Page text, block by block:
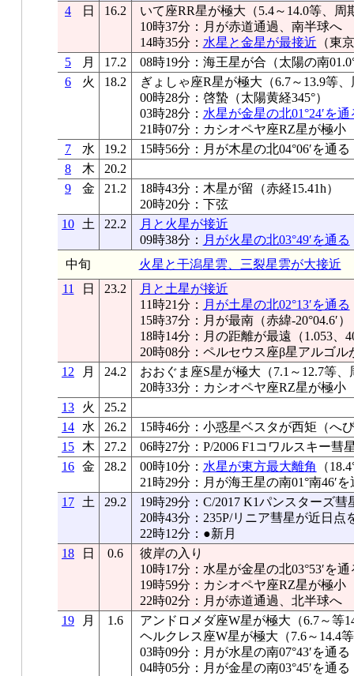
4
日 16.2
いて座RR星が極大（5.4～14.0等、周
10時37分：月が赤道通過、南半球へ
14時35分： 水星と金星が最接近 （東
5
月 17.2
08時19分：海王星が合（太陽の南
6
火 18.2
ぎょしゃ座R星が極大（6.7～13.9等
00時28分：啓蟄（太陽黄経345°）
03時28分： 水星が金星の北01°24′を通
21時07分：カシオペヤ座RZ星が極小
7
水 19.2
15時56分：月が木星の北04°06′を通る
8
木
20.2
9
金 21.2
18時43分：木星が留（赤経15.41h）
20時20分：下弦
10
土 22.2
月と火星が接近
09時38分： 月が火星の北03°49′を通る
中旬
火星と干潟星雲、三裂星雲が大接近
11
日 23.2
月と土星が接近
11時21分： 月が土星の北02°13′を通る
15時37分：月が最南（赤緯-20°04.6′）
18時14分：月の距離が最遠（1.053、
20時08分：ペルセウス座β星アルゴル
12
月 24.2
おおぐま座S星が極大（7.1～12.7等、
20時33分：カシオペヤ座RZ星が極小
13
火
25.2
14
水 26.2
15時46分：小惑星ベスタが西矩（へ
15
木 27.2
06時27分：P/2006 F1コワルスキー彗
16 金 28.2 00時10分： 水星が東方最大離角 （
21時29分：月が海王星の南01°南46′を
17
土 29.2
19時29分：C/2017 K1パンスターズ
20時43分：235P/リニア彗星が近日点
22時12分：●新月
18
日 0.6
彼岸の入り
10時17分：水星が金星の北03°53′を通
19時59分：カシオペヤ座RZ星が極小
22時02分：月が赤道通過、北半球へ
19
月 1.6
アンドロメダ座W星が極大（6.7～等
ヘルクレス座W星が極大（7.6～14.4
03時09分：月が水星の南07°43′を通る
04時05分：月が金星の南03°45′を通る